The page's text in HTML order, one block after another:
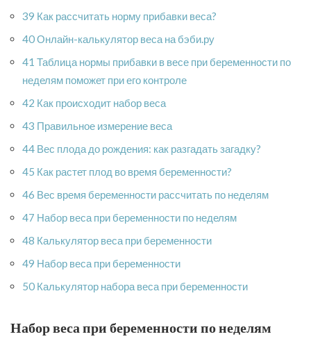
39 Как рассчитать норму прибавки веса?
40 Онлайн-калькулятор веса на бэби.ру
41 Таблица нормы прибавки в весе при беременности по
неделям поможет при его контроле
42 Как происходит набор веса
43 Правильное измерение веса
44 Вес плода до рождения: как разгадать загадку?
45 Как растет плод во время беременности?
46 Вес время беременности рассчитать по неделям
47 Набор веса при беременности по неделям
48 Калькулятор веса при беременности
49 Набор веса при беременности
50 Калькулятор набора веса при беременности
Набор веса при беременности по неделям